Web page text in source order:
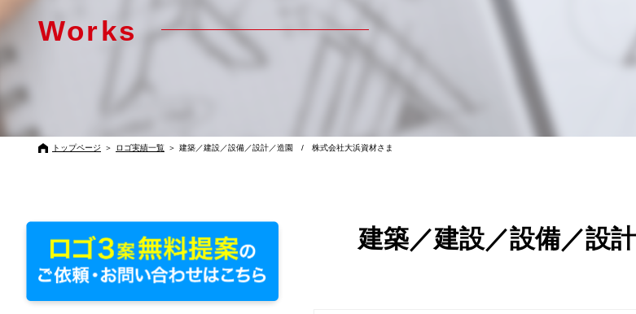
Works
トップページ ＞ ロゴ実績一覧 ＞ 建築／建設／設備／設計／造園 / 株式会社大浜資材さま
建築／建設／設備／